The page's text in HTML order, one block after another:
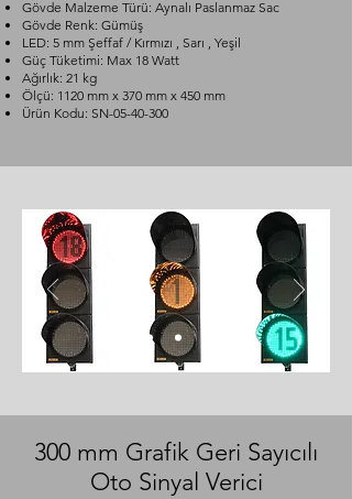
Gövde Malzeme Türü: Aynalı Paslanmaz Sac
Gövde Renk: Gümüş
LED: 5 mm Şeffaf / Kırmızı , Sarı , Yeşil
Güç Tüketimi: Max 18 Watt
Ağırlık: 21 kg
Ölçü: 1120 mm x 370 mm x 450 mm
Ürün Kodu: SN-05-40-300
300 mm Grafik Geri Sayıcılı
Oto Sinyal Verici